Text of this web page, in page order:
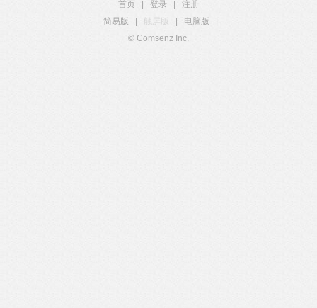
首页 登录
注册
简易版
触屏版 电脑版
© Comsenz Inc.